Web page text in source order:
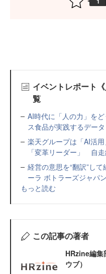
イベントレポート
覧
AI時代に「人の力」を
ス食品が実践するデー
楽天グループは「AI活
「変革リーダー」 自
経営の意思を“翻訳”し
ーラ ボトラーズジャパ
もっと読む
この記事の著者
HRzine編集
ウブ）